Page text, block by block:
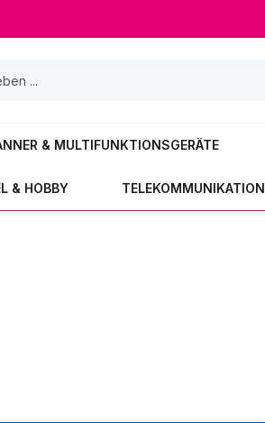
& MULTIFUNKTIONSGERÄTE
& HOBBY TELEKOMMUNIKATION